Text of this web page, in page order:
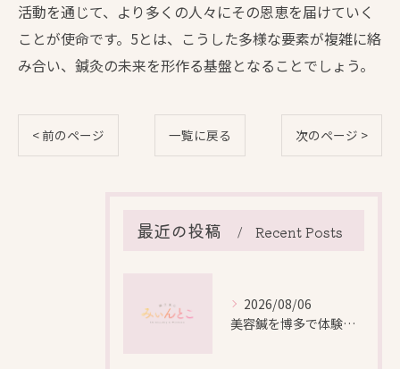
活動を通じて、より多くの人々にその恩恵を届けていく
ことが使命です。5とは、こうした多様な要素が複雑に絡
み合い、鍼灸の未来を形作る基盤となることでしょう。
< 前のページ 一覧に戻る 次のページ >
最近の投稿 Recent Posts
2026/08/06
美容鍼を博多で体験する際の効果や安全性と料金比較徹底ガイド